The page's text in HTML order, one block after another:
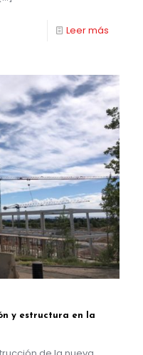
Leer más
y estructura en la